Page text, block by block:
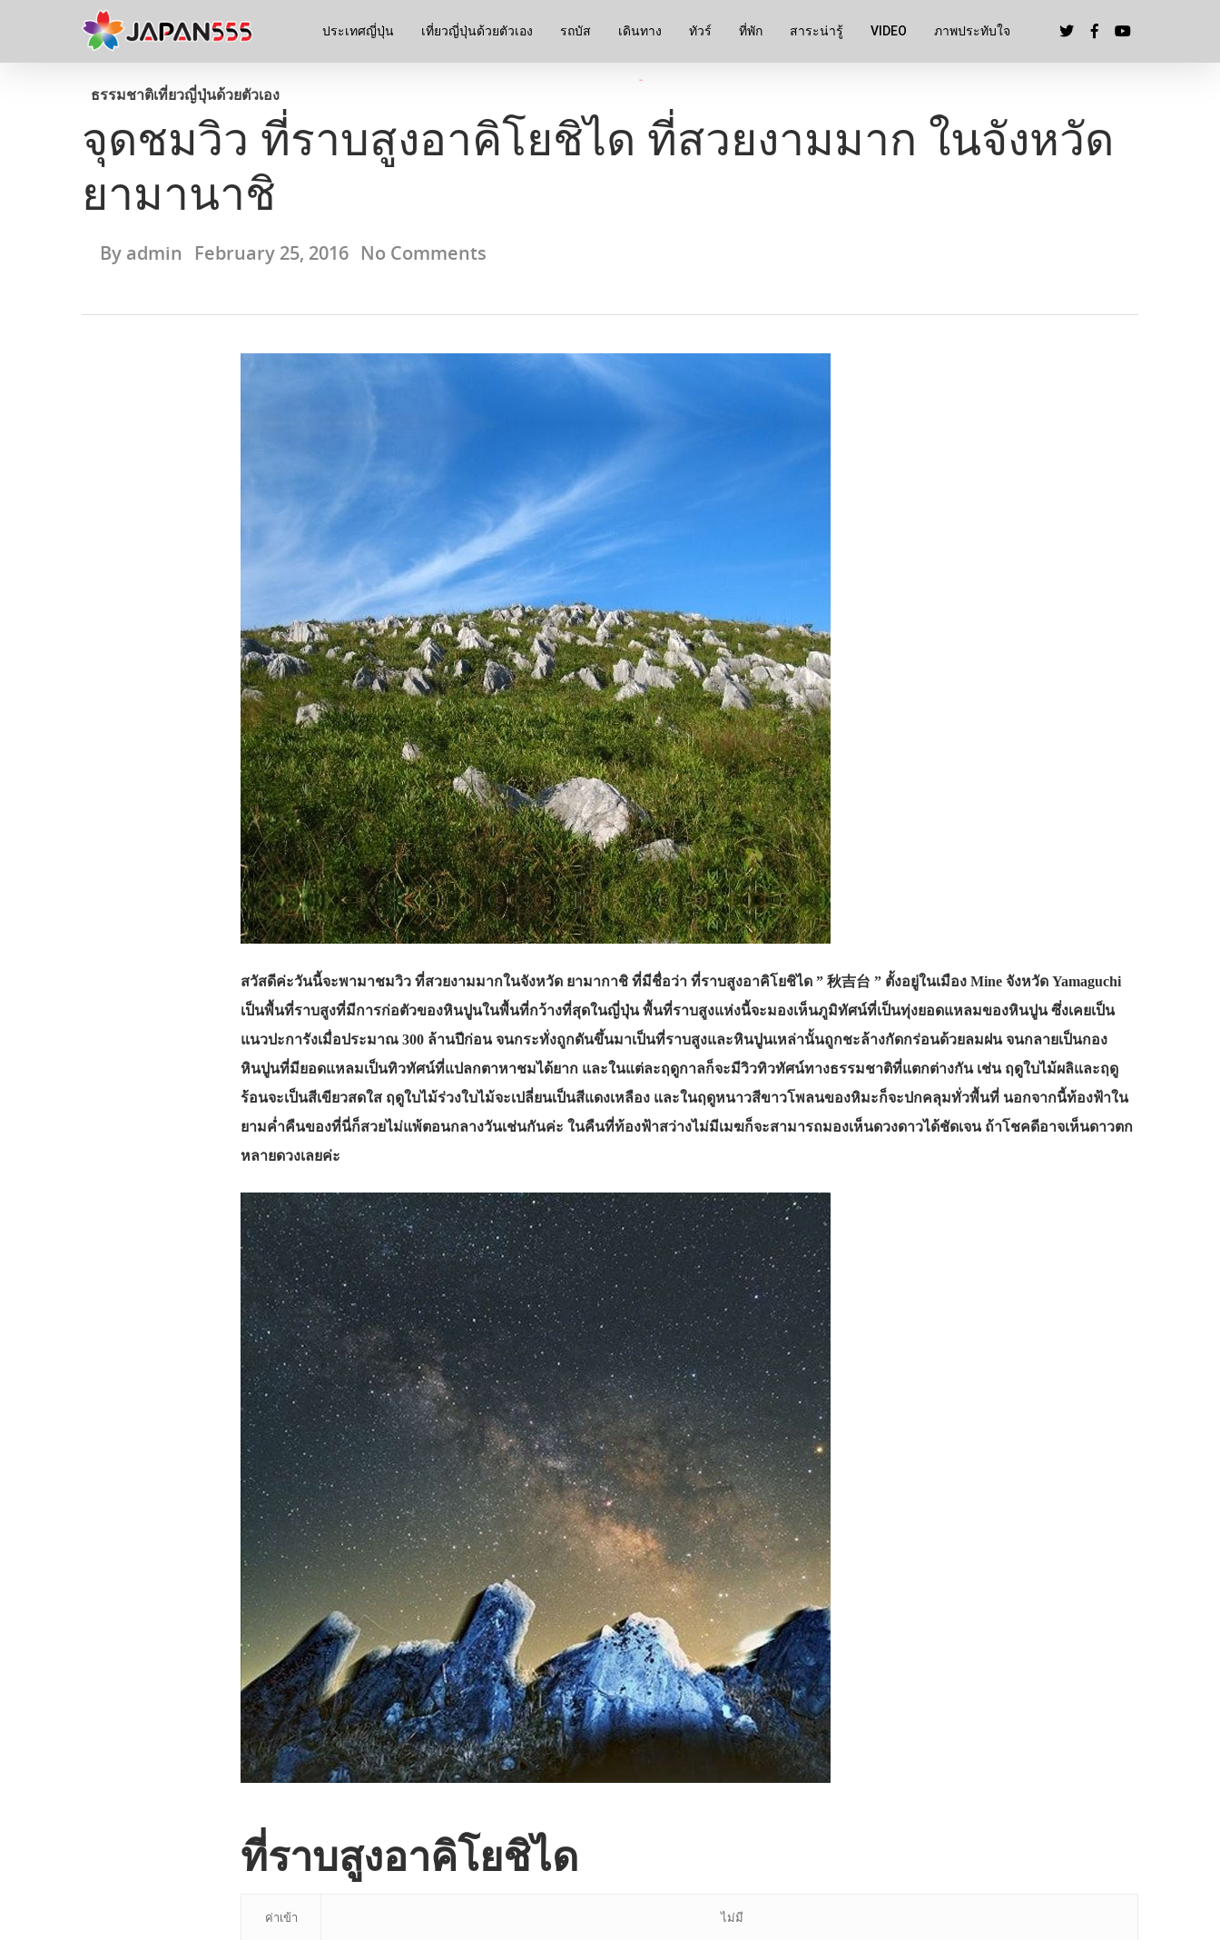
ประเทศญี่ปุ่น เที่ยวญี่ปุ่นด้วยตัวเอง รถบัส เดินทาง ทัวร์ ที่พัก สาระน่ารู้ VIDEO ภาพประทับใจ
ธรรมชาติเที่ยวญี่ปุ่นด้วยตัวเอง
จุดชมวิว ที่ราบสูงอาคิโยชิได ที่สวยงามมาก ในจังหวัด
ยามานาชิ
By admin February 25, 2016 No Comments
สวัสดีค่ะวันนี้จะพามาชมวิว ที่สวยงามมากในจังหวัด ยามากาชิ ที่มีชื่อว่า ที่ราบสูงอาคิโยชิได ” 秋吉台 ” ตั้งอยู่ในเมือง Mine จังหวัด Yamaguchi
เป็นพื้นที่ราบสูงที่มีการก่อตัวของหินปูนในพื้นที่กว้างที่สุดในญี่ปุ่น พื้นที่ราบสูงแห่งนี้จะมองเห็นภูมิทัศน์ที่เป็นทุ่งยอดแหลมของหินปูน ซึ่งเคยเป็น
แนวปะการังเมื่อประมาณ 300 ล้านปีก่อน จนกระทั่งถูกดันขึ้นมาเป็นที่ราบสูงและหินปูนเหล่านั้นถูกชะล้างกัดกร่อนด้วยลมฝน จนกลายเป็นกอง
หินปูนที่มียอดแหลมเป็นทิวทัศน์ที่แปลกตาหาชมได้ยาก และในแต่ละฤดูกาลก็จะมีวิวทิวทัศน์ทางธรรมชาติที่แตกต่างกัน เช่น ฤดูใบไม้ผลิและฤดู
ร้อนจะเป็นสีเขียวสดใส ฤดูใบไม้ร่วงใบไม้จะเปลี่ยนเป็นสีแดงเหลือง และในฤดูหนาวสีขาวโพลนของหิมะก็จะปกคลุมทั่วพื้นที่ นอกจากนี้ท้องฟ้าใน
ยามค่ำคืนของที่นี่ก็สวยไม่แพ้ตอนกลางวันเช่นกันค่ะ ในคืนที่ท้องฟ้าสว่างไม่มีเมฆก็จะสามารถมองเห็นดวงดาวได้ชัดเจน ถ้าโชคดีอาจเห็นดาวตก
หลายดวงเลยค่ะ
ที่ราบสูงอาคิโยชิได
ค่าเข้า ไม่มี